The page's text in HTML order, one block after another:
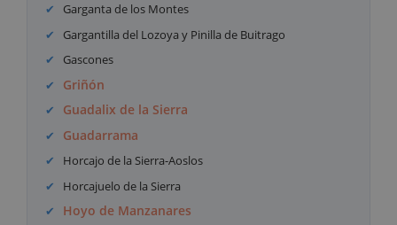
Garganta de los Montes
Gargantilla del Lozoya y Pinilla de Buitrago
Gascones
Griñón
Guadalix de la Sierra
Guadarrama
Horcajo de la Sierra-Aoslos
Horcajuelo de la Sierra
Hoyo de Manzanares